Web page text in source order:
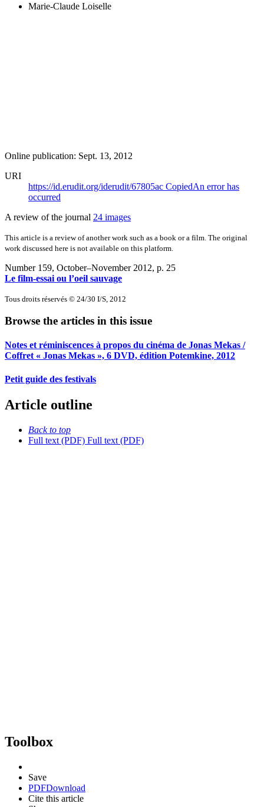
Marie-Claude Loiselle
Online publication: Sept. 13, 2012
URI
https://id.erudit.org/iderudit/67805ac CopiedAn error has
occurred
A review of the journal 24 images
This article is a review of another work such as a book or a film. The original
work discussed here is not available on this platform.
Number 159, October–November 2012, p. 25
Le film-essai ou l’oeil sauvage
Tous droits réservés © 24/30 I/S, 2012
Browse the articles in this issue
Notes et réminiscences à propos du cinéma de Jonas Mekas /
Coffret « Jonas Mekas », 6 DVD, édition Potemkine, 2012
Petit guide des festivals
Article outline
Back to top
Full text (PDF) Full text (PDF)
Toolbox
Save
PDFDownload
Cite this article